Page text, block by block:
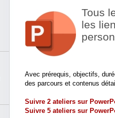
Tous
les
Avec prérequis, objectifs,
des parcours et contenus
Suivre 2 ateliers sur
Suivre 5 ateliers sur